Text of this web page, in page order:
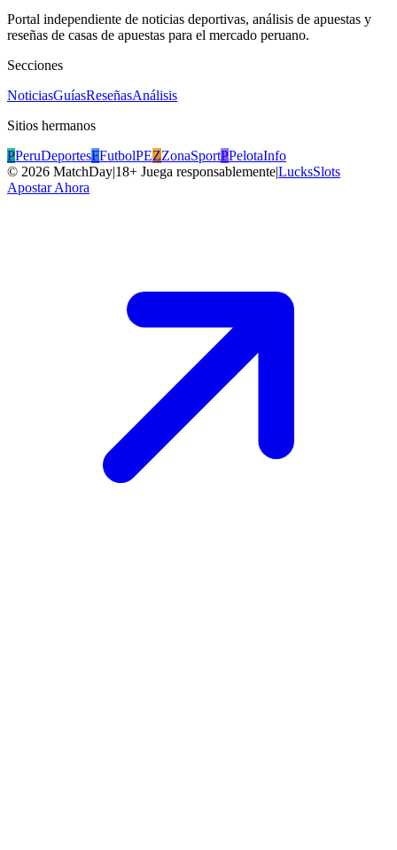
Portal independiente de noticias deportivas, análisis de apuestas y
reseñas de casas de apuestas para el mercado peruano.
Secciones
NoticiasGuíasReseñasAnálisis
Sitios hermanos
PPeruDeportesFFutbolPEZZonaSportPPelotaInfo
© 2026 MatchDay|18+ Juega responsablemente|LucksSlots
Apostar Ahora